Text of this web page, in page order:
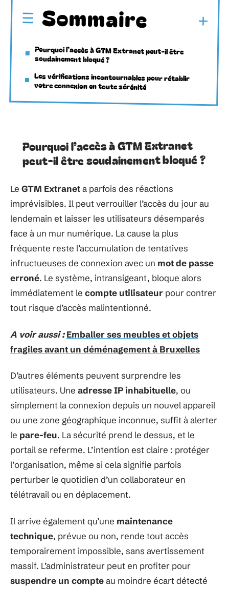
Sommaire
Pourquoi l’accès à GTM Extranet peut-il être
soudainement bloqué ?
Les vérifications incontournables pour rétablir
votre connexion en toute sérénité
Pourquoi l’accès à GTM Extranet
peut-il être soudainement bloqué ?
Le GTM Extraneta parfois des réactions
imprévisibles. Il peut verrouiller l’accès du jour au
lendemain et laisser les utilisateurs désemparés
face à un mur numérique. La cause la plus
fréquente reste l’accumulation de tentatives
infructueuses de connexion avec un mot de passe
erroné. Le système, intransigeant, bloque alors
immédiatement le compte utilisateur pour contrer
tout risque d’accès malintentionné.
A voir aussi : Emballer ses meubles et objets
fragiles avant un déménagement à Bruxelles
D’autres éléments peuvent surprendre les
utilisateurs. Une adresse IP inhabituelle, ou
simplement la connexion depuis un nouvel appareil
ou une zone géographique inconnue, suffit à alerter
le pare-feu. La sécurité prend le dessus, et le
portail se referme. L’intention est claire : protéger
l’organisation, même si cela signifie parfois
perturber le quotidien d’un collaborateur en
télétravail ou en déplacement.
Il arrive également qu’une maintenance
technique, prévue ou non, rende tout accès
temporairement impossible, sans avertissement
massif. L’administrateur peut en profiter pour
suspendre un compteau moindre écart détecté